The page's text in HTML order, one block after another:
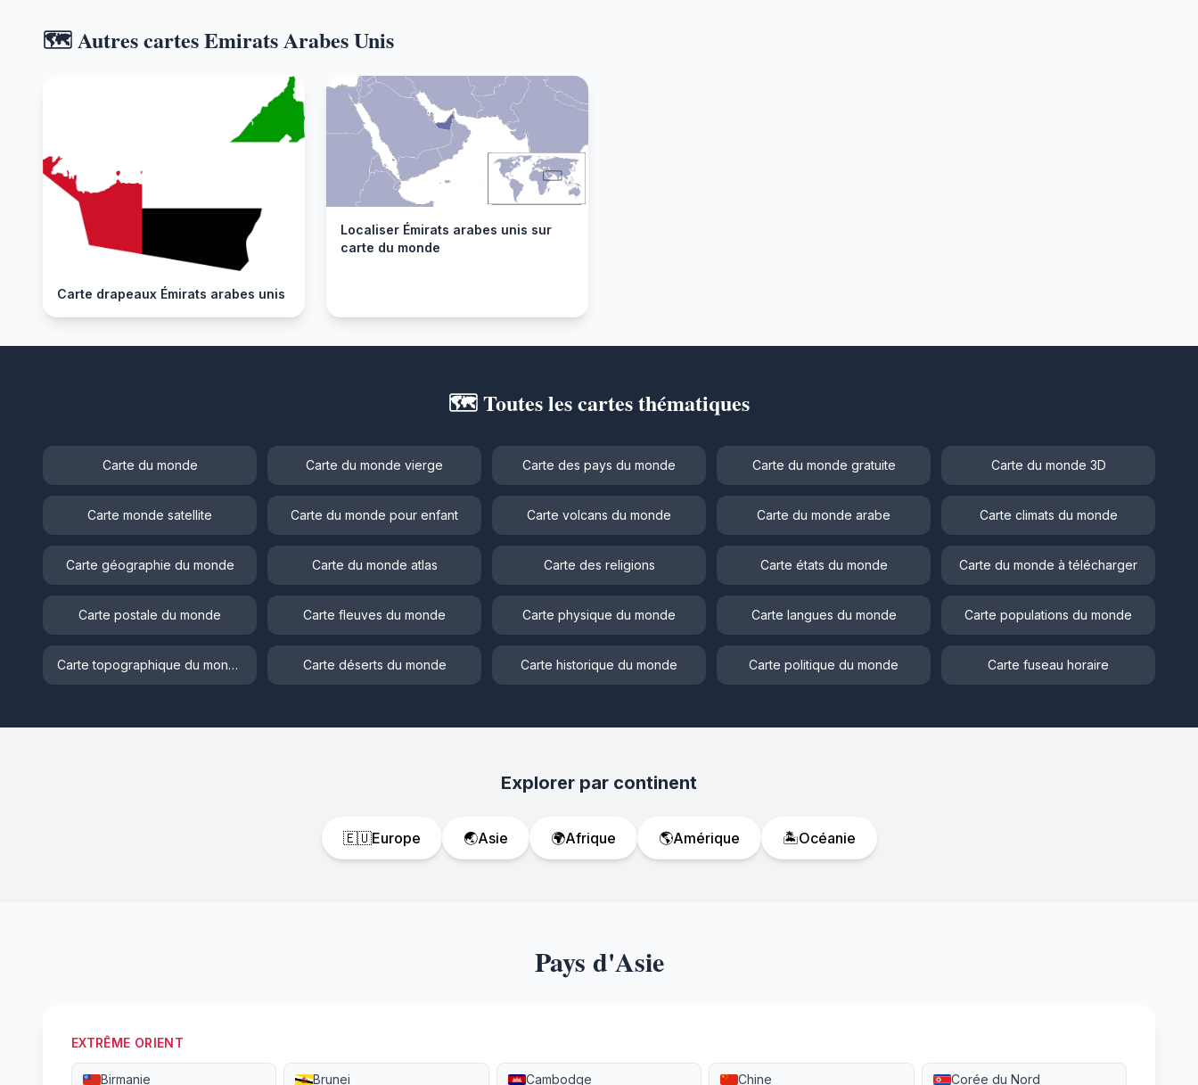
🗺️ Autres cartes Emirats Arabes Unis
Carte drapeaux Émirats arabes unis
Localiser Émirats arabes unis sur
carte du monde
🗺️ Toutes les cartes thématiques
Carte du monde Carte du monde vierge Carte des pays du monde Carte du monde gratuite Carte du monde 3D
Carte monde satellite Carte du monde pour enfant Carte volcans du monde Carte du monde arabe Carte climats du monde
Carte géographie du monde Carte du monde atlas Carte des religions Carte états du monde Carte du monde à télécharger
Carte postale du monde Carte fleuves du monde Carte physique du monde Carte langues du monde Carte populations du monde
Carte topographique du monde Carte déserts du monde Carte historique du monde Carte politique du monde Carte fuseau horaire
Explorer par continent
🇪🇺Europe 🌏Asie 🌍Afrique 🌎Amérique 🏝️Océanie
Pays d'Asie
EXTRÊME ORIENT
Birmanie Brunei Cambodge Chine Corée du Nord